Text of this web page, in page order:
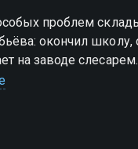
проблем
окончил школу,
на заводе
и впервые